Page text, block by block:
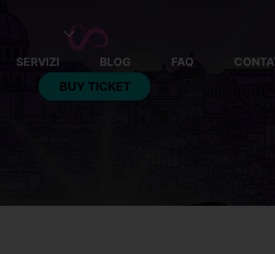
SERVIZI BLOG FAQ
BUY TICKET